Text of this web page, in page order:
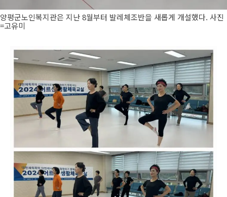
양평군노인복지관은 지난 8월부터 발레체조반을 새롭게 개설했다. 사진
=고유미